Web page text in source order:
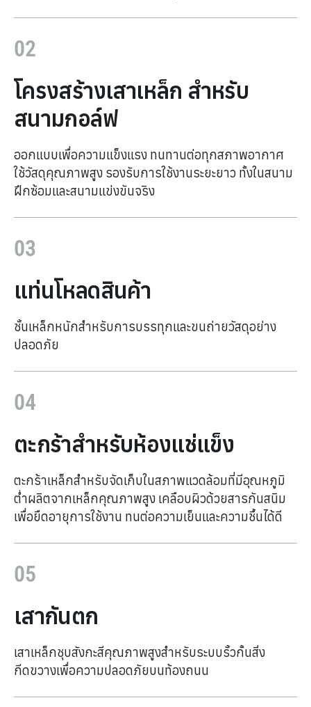
02
โครงสร้างเสาเหล็ก สำหรับ
สนามกอล์ฟ
ออกแบบเพื่อความแข็งแรง ทนทานต่อทุกสภาพอากาศ
ใช้วัสดุคุณภาพสูง รองรับการใช้งานระยะยาว ทั้งในสนาม
ฝึกซ้อมและสนามแข่งขันจริง
03
แท่นโหลดสินค้า
ชั้นเหล็กหนักสำหรับการบรรทุกและขนถ่ายวัสดุอย่าง
ปลอดภัย
04
ตะกร้าสำหรับห้องแช่แข็ง
ตะกร้าเหล็กสำหรับจัดเก็บในสภาพแวดล้อมที่มีอุณหภูมิ
ต่ำผลิตจากเหล็กคุณภาพสูง เคลือบผิวด้วยสารกันสนิม
เพื่อยืดอายุการใช้งาน ทนต่อความเย็นและความชื้นได้ดี
05
เสากันตก
เสาเหล็กชุบสังกะสีคุณภาพสูงสำหรับระบบรั้วกั้นสิ่ง
กีดขวางเพื่อความปลอดภัยบนท้องถนน